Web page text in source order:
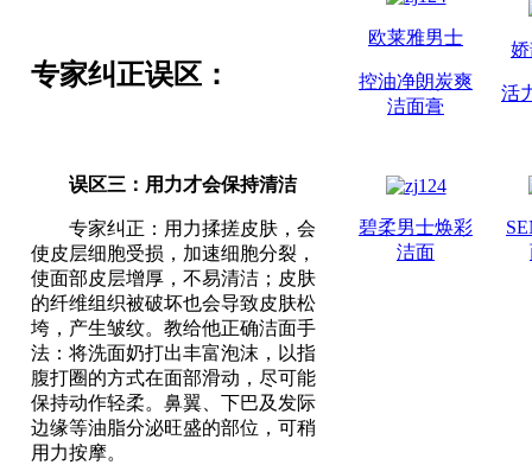
欧莱雅男士
控油净朗炭爽
洁面膏
活
碧柔男士焕彩
洁面
专家纠正误区：
误区三：用力才会保持清洁
专家纠正：用力揉搓皮肤，会
使皮层细胞受损，加速细胞分裂，
使面部皮层增厚，不易清洁；皮肤
的纤维组织被破坏也会导致皮肤松
垮，产生皱纹。教给他正确洁面手
法：将洗面奶打出丰富泡沫，以指
腹打圈的方式在面部滑动，尽可能
保持动作轻柔。鼻翼、下巴及发际
边缘等油脂分泌旺盛的部位，可稍
用力按摩。